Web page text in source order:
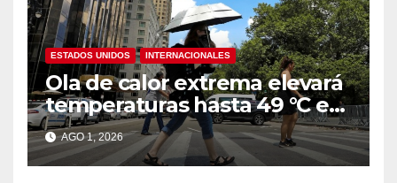
ESTADOS UNIDOS INTERNACIONALES
Ola de calor extrema elevará
temperaturas hasta 49 °C en
amplias zonas de Estados
Unidos
AGO 1, 2026